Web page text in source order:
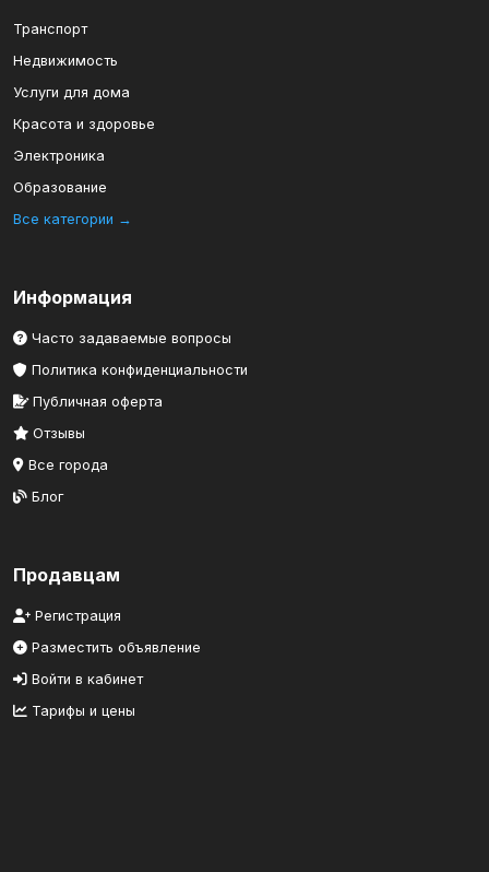
Транспорт
Недвижимость
Услуги для дома
Красота и здоровье
Электроника
Образование
Все категории →
Информация
Часто задаваемые вопросы
Политика конфиденциальности
Публичная оферта
Отзывы
Все города
Блог
Продавцам
Регистрация
Разместить объявление
Войти в кабинет
Тарифы и цены